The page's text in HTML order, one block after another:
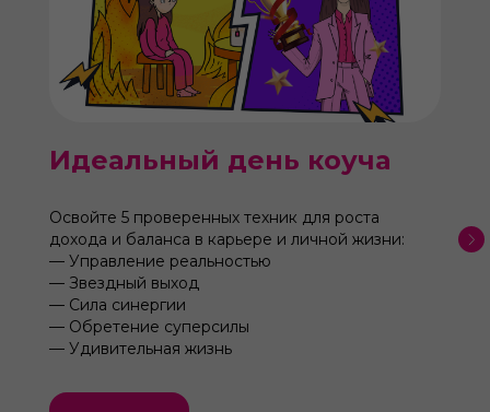
Идеальный день коуча
Освойте 5 проверенных техник для роста
дохода и баланса в карьере и личной жизни:
— Управление реальностью
— Звездный выход
— Сила синергии
— Обретение суперсилы
— Удивительная жизнь